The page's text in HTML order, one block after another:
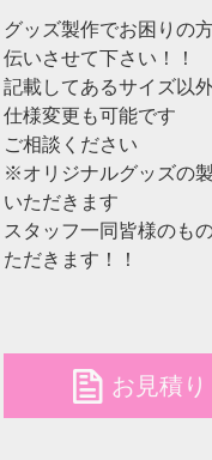
グッズ製作でお困りの
伝いさせて下さい！！
記載してあるサイズ以
仕様変更も可能です
ご相談ください
※オリジナルグッズの
いただきます
スタッフ一同皆様のも
ただきます！！
file お見積